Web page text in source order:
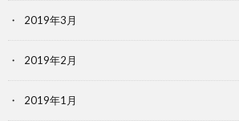
2019年3月
2019年2月
2019年1月